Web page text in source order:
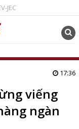
JEC
17:36
viếng
ngàn